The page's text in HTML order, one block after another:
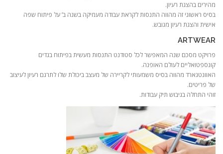
מהירים בהצגת רעיון.
בסיס ראשוני זה מהווה התנסות לקראת עבודה מעמיקה בשנה ב’ על פיתוח שפה
אישית והצגת רעיון מגובש.
ARTWEAR
פרויקט מסכם שנה המאפשר לכל סטודנט התנסות מעשית בפיתוח בגדים
קונספטואליים לעולם האופנה.
האוונטגארד מהווה בסיס משמעותי לקריירה של מעצב ביכולת שלו לתרגם רעיון לעיצוב
של פריטים.
זוהי התחלה בגיבוש תיק עבודות.